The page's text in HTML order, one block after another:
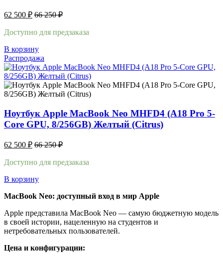
62 500 ₽ 66 250₽
Доступно для предзаказа
В корзину
Распродажа
Ноутбук Apple MacBook Neo MHFD4 (A18 Pro 5-
Core GPU, 8/256GB) Желтый (Citrus)
62 500 ₽ 66 250₽
Доступно для предзаказа
В корзину
MacBook Neo: доступный вход в мир Apple
Apple представила MacBook Neo — самую бюджетную модель
в своей истории, нацеленную на студентов и
нетребовательных пользователей.
Цена и конфигурации: